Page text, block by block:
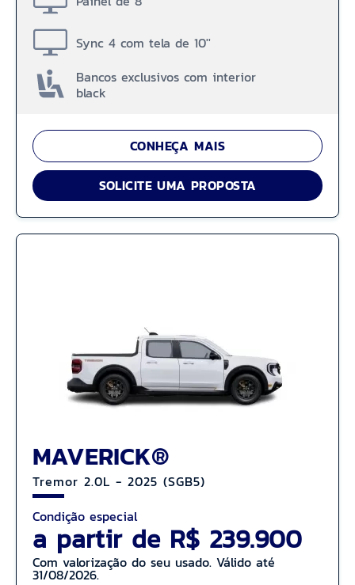
Sync 4 com tela de 10''
Bancos exclusivos com interior
black
CONHEÇA MAIS
SOLICITE UMA PROPOSTA
MAVERICK®
Tremor 2.0L - 2025 (SGB5)
Condição especial
a partir de R$ 239.900
Com valorização do seu usado. Válido até
31/08/2026.